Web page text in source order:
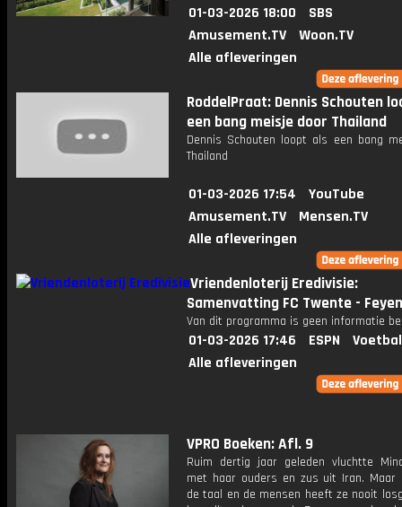
01-03-2026 18:00
SBS
Amusement.TV
Woon.TV
Alle afleveringen
RoddelPraat: Dennis Schouten
een bang meisje door Thailand
Dennis Schouten loopt als een bang
Thailand
01-03-2026 17:54
YouTube
Amusement.TV
Mensen.TV
Alle afleveringen
Vriendenloterij Eredivisie:
Samenvatting FC Twente -
Van dit programma is geen informatie
01-03-2026 17:46 ESPN
Alle afleveringen
VPRO Boeken: Afl. 9
Ruim dertig jaar geleden vluchtte
met haar ouders en zus uit Iran. Maar
de taal en de mensen heeft ze nooit